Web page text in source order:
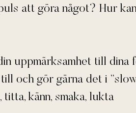
att göra något? Hur
uppmärksamhet till dina
och gör gärna det i
titta, känn, smaka, lukta